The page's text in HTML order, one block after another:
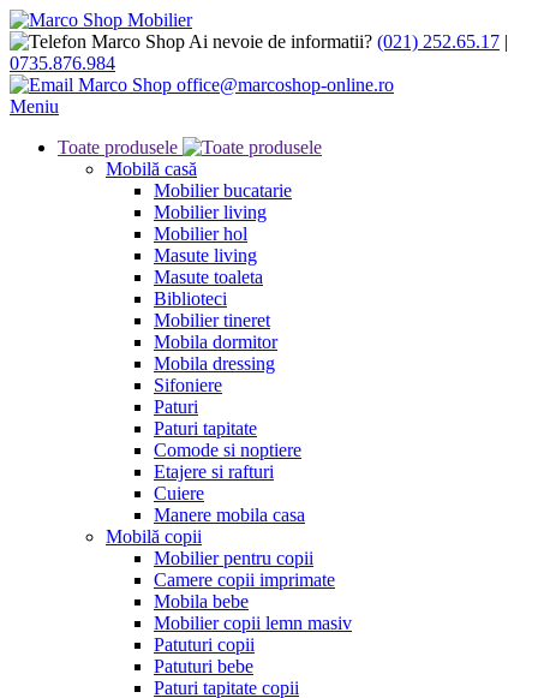
Ai nevoie de informatii? (021) 252.65.17 |
0735.876.984
office@marcoshop-online.ro
Meniu
Toate produsele
Mobilă casă
Mobilier bucatarie
Mobilier living
Mobilier hol
Masute living
Masute toaleta
Biblioteci
Mobilier tineret
Mobila dormitor
Mobila dressing
Sifoniere
Paturi
Paturi tapitate
Comode si noptiere
Etajere si rafturi
Cuiere
Manere mobila casa
Mobilă copii
Mobilier pentru copii
Camere copii imprimate
Mobila bebe
Mobilier copii lemn masiv
Patuturi copii
Patuturi bebe
Paturi tapitate copii